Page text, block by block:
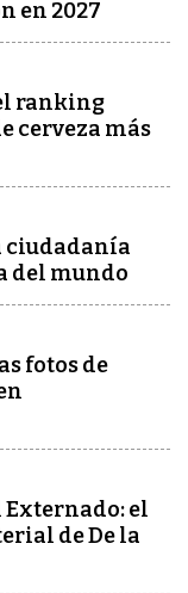
en 2027
ranking
cerveza más
ciudadanía
del mundo
fotos de
Externado: el
de De la